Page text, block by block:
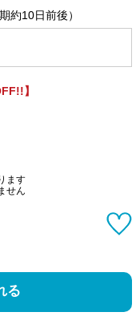
約10日前後）
】
ます
せん
る